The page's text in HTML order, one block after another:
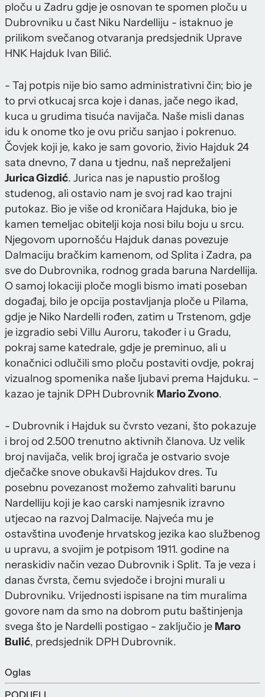
ploču u Zadru gdje je osnovan te spomen ploču u
Dubrovniku u čast Niku Nardelliju - istaknuo je
prilikom svečanog otvaranja predsjednik Uprave
HNK Hajduk Ivan Bilić.
- Taj potpis nije bio samo administrativni čin; bio je
to prvi otkucaj srca koje i danas, jače nego ikad,
kuca u grudima tisuća navijača. Naše misli danas
idu k onome tko je ovu priču sanjao i pokrenuo.
Čovjek koji je, kako je sam govorio, živio Hajduk 24
sata dnevno, 7 dana u tjednu, naš neprežaljeni
Jurica Gizdić. Jurica nas je napustio prošlog
studenog, ali ostavio nam je svoj rad kao trajni
putokaz. Bio je više od kroničara Hajduka, bio je
kamen temeljac obitelji koja nosi bilu boju u srcu.
Njegovom upornošću Hajduk danas povezuje
Dalmaciju bračkim kamenom, od Splita i Zadra, pa
sve do Dubrovnika, rodnog grada baruna Nardellija.
O samoj lokaciji ploče mogli bismo imati poseban
događaj, bilo je opcija postavljanja ploče u Pilama,
gdje je Niko Nardelli rođen, zatim u Trstenom, gdje
je izgradio sebi Villu Auroru, također i u Gradu,
pokraj same katedrale, gdje je preminuo, ali u
konačnici odlučili smo ploču postaviti ovdje, pokraj
vizualnog spomenika naše ljubavi prema Hajduku. –
kazao je tajnik DPH Dubrovnik Mario Zvono.
- Dubrovnik i Hajduk su čvrsto vezani, što pokazuje
i broj od 2.500 trenutno aktivnih članova. Uz velik
broj navijača, velik broj igrača je ostvario svoje
dječačke snove obukavši Hajdukov dres. Tu
posebnu povezanost možemo zahvaliti barunu
Nardelliju koji je kao carski namjesnik izravno
utjecao na razvoj Dalmacije. Najveća mu je
ostavština uvođenje hrvatskog jezika kao službenog
u upravu, a svojim je potpisom 1911. godine na
neraskidiv način vezao Dubrovnik i Split. Ta je veza i
danas čvrsta, čemu svjedoče i brojni murali u
Dubrovniku. Vrijednosti ispisane na tim muralima
govore nam da smo na dobrom putu baštinjenja
svega što je Nardelli postigao - zaključio je Maro
Bulić, predsjednik DPH Dubrovnik.
Oglas